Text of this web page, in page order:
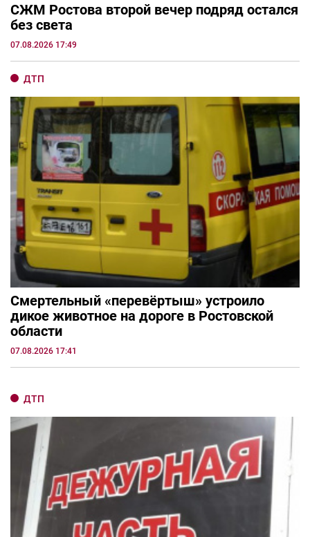
СЖМ Ростова второй вечер подряд остался
без света
07.08.2026 17:49
ДТП
Смертельный «перевёртыш» устроило
дикое животное на дороге в Ростовской
области
07.08.2026 17:41
ДТП